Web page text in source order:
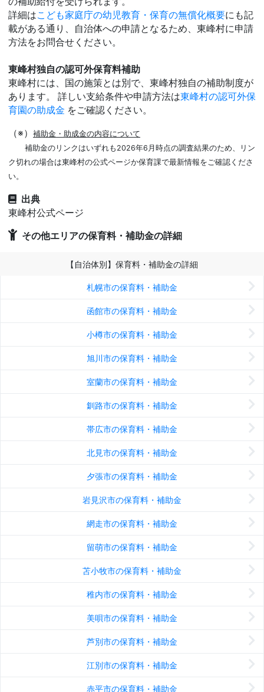
詳細はこども家庭庁の幼児教育・保育の無償化概要にも記
載がある通り、自治体への申請となるため、東峰村に申請
方法をお問合せください。
東峰村独自の認可外保育料補助
東峰村には、国の施策とは別で、東峰村独自の補助制度が
あります。 詳しい支給条件や申請方法は東峰村の認可外保
育園の助成金 をご確認ください。
（※）
補助金・助成金の内容について
補助金のリンクはいずれも2026年6月時点の調査結果のため、リン
ク切れの場合は東峰村の公式ページか保育課で最新情報をご確認くださ
い。
出典
東峰村公式ページ
その他エリアの保育料・補助金の詳細
【自治体別】保育料・補助金の詳細
札幌市の保育料・補助金
函館市の保育料・補助金
小樽市の保育料・補助金
旭川市の保育料・補助金
室蘭市の保育料・補助金
釧路市の保育料・補助金
帯広市の保育料・補助金
北見市の保育料・補助金
夕張市の保育料・補助金
岩見沢市の保育料・補助金
網走市の保育料・補助金
留萌市の保育料・補助金
苫小牧市の保育料・補助金
稚内市の保育料・補助金
美唄市の保育料・補助金
芦別市の保育料・補助金
江別市の保育料・補助金
赤平市の保育料・補助金